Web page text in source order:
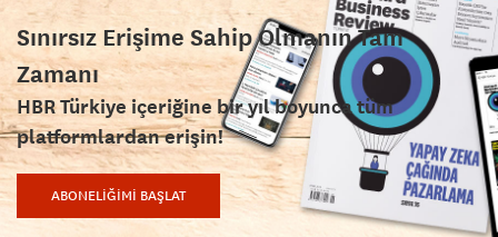
Sınırsız Erişime Sahip Olmanın Tam
Zamanı
HBR Türkiye içeriğine bir yıl boyunca tüm
platformlardan erişin!
ABONELİĞİMİ BAŞLAT